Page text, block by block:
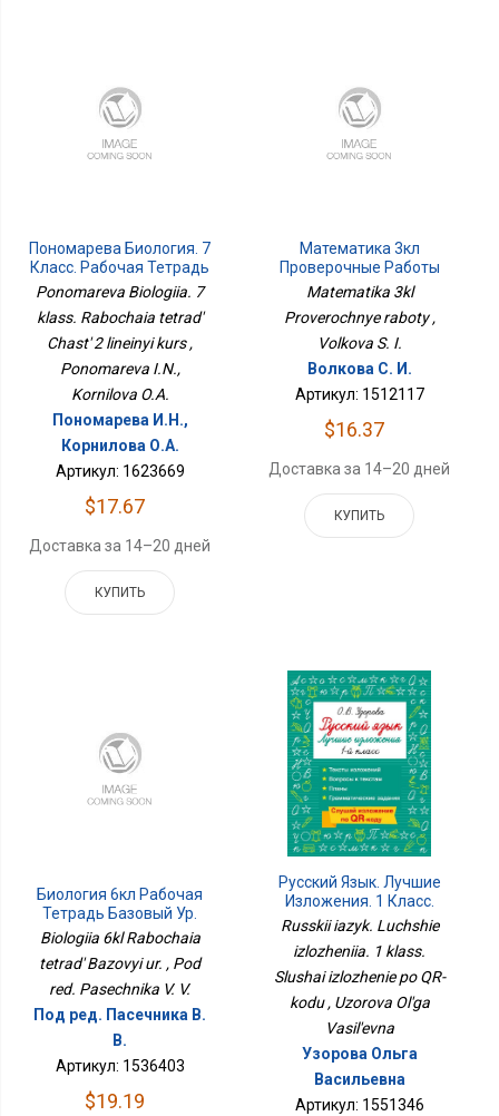
Пономарева Биология. 7
Класс. Рабочая Тетрадь
Часть 2 Линейный Курс
Ponomareva Biologiia. 7
klass. Rabochaia tetrad'
Chast' 2 lineinyi kurs ,
Ponomareva I.N.,
Kornilova O.A.
Пономарева И.Н.,
Корнилова О.А.
Артикул: 1623669
$17.67
Доставка за 14–20 дней
КУПИТЬ
Математика 3кл
Проверочные Работы
Matematika 3kl
Proverochnye raboty ,
Volkova S. I.
Волкова С. И.
Артикул: 1512117
$16.37
Доставка за 14–20 дней
КУПИТЬ
Биология 6кл Рабочая
Тетрадь Базовый Ур.
Biologiia 6kl Rabochaia
tetrad' Bazovyi ur. , Pod
red. Pasechnika V. V.
Под ред. Пасечника В.
В.
Артикул: 1536403
$19.19
Русский Язык. Лучшие
Изложения. 1 Класс.
Слушай Изложение По
QR-Коду
Russkii iazyk. Luchshie
izlozheniia. 1 klass.
Slushai izlozhenie po QR-
kodu , Uzorova Ol'ga
Vasil'evna
Узорова Ольга
Васильевна
Артикул: 1551346